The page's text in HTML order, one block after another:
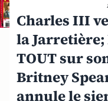
Charles III
la
TOUT sur
Britney
annule le